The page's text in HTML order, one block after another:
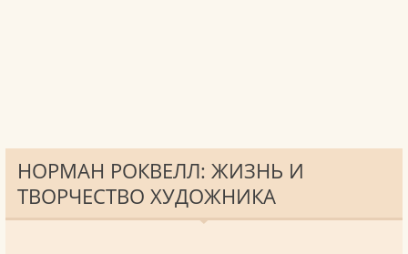
НОРМАН РОКВЕЛЛ: ЖИЗНЬ И
ТВОРЧЕСТВО ХУДОЖНИКА